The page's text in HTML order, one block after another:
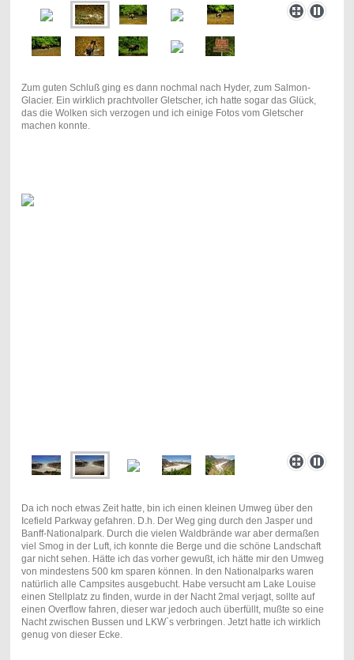
Zum guten Schluß ging es dann nochmal nach Hyder, zum Salmon-
Glacier. Ein wirklich prachtvoller Gletscher, ich hatte sogar das Glück,
das die Wolken sich verzogen und ich einige Fotos vom Gletscher
machen konnte.
Da ich noch etwas Zeit hatte, bin ich einen kleinen Umweg über den
Icefield Parkway gefahren. D.h. Der Weg ging durch den Jasper und
Banff-Nationalpark. Durch die vielen Waldbrände war aber dermaßen
viel Smog in der Luft, ich konnte die Berge und die schöne Landschaft
gar nicht sehen. Hätte ich das vorher gewußt, ich hätte mir den Umweg
von mindestens 500 km sparen können. In den Nationalparks waren
natürlich alle Campsites ausgebucht. Habe versucht am Lake Louise
einen Stellplatz zu finden, wurde in der Nacht 2mal verjagt, sollte auf
einen Overflow fahren, dieser war jedoch auch überfüllt, mußte so eine
Nacht zwischen Bussen und LKW`s verbringen. Jetzt hatte ich wirklich
genug von dieser Ecke.